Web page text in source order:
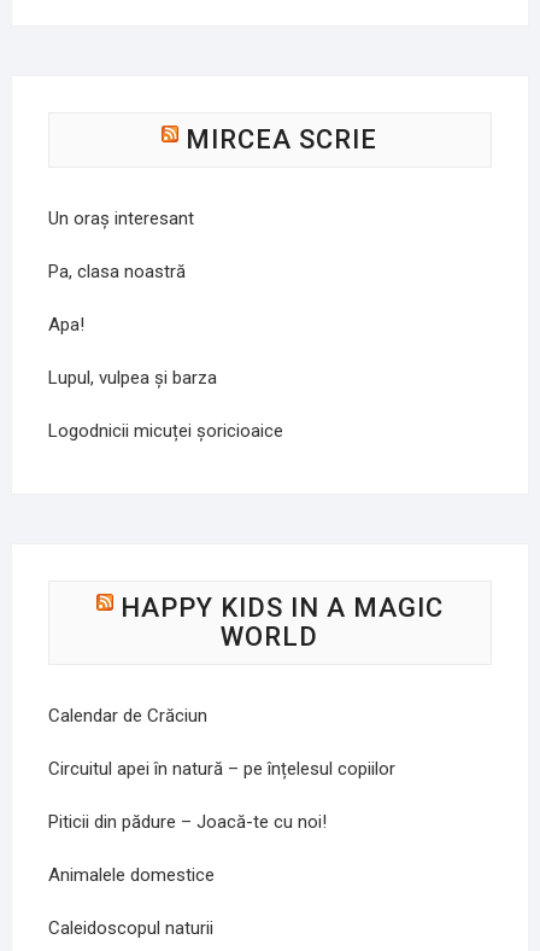
MIRCEA SCRIE
Un oraș interesant
Pa, clasa noastră
Apa!
Lupul, vulpea și barza
Logodnicii micuței șoricioaice
HAPPY KIDS IN A MAGIC
WORLD
Calendar de Crăciun
Circuitul apei în natură – pe înțelesul copiilor
Piticii din pădure – Joacă-te cu noi!
Animalele domestice
Caleidoscopul naturii